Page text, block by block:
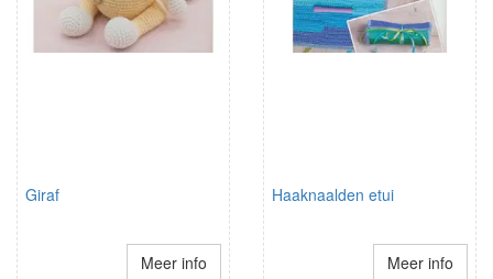
Giraf
Meer info
Haaknaalden etui
Meer info